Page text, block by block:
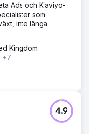
Ads och Klaviyo-
som
inte långa
Kingdom
+7
4.9